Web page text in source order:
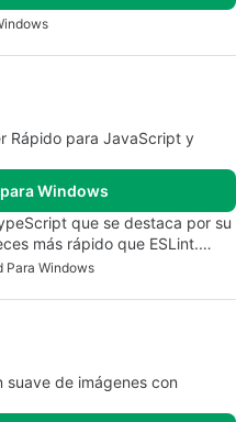
Rápido para JavaScript y
Windows
que se destaca por su
más rápido que ESLint.…
Para Windows
suave de imágenes con